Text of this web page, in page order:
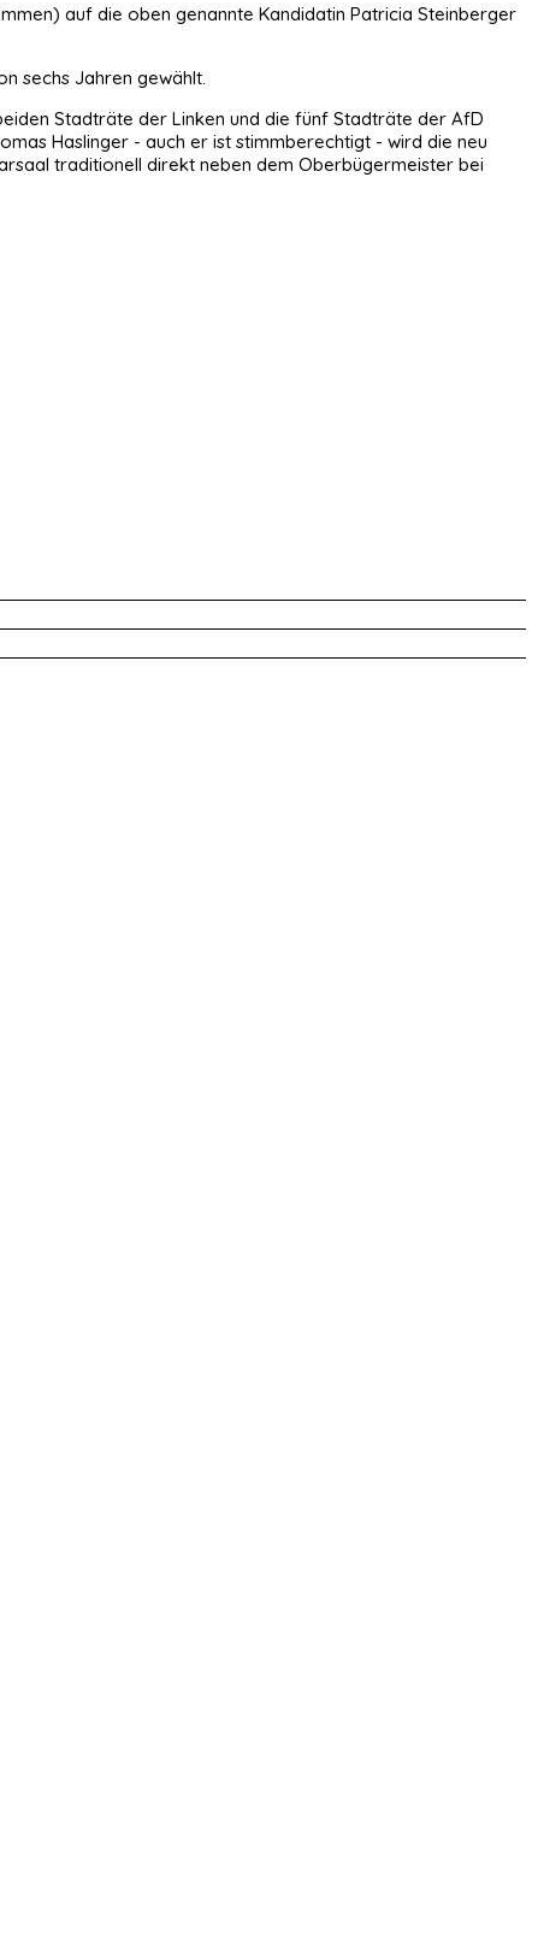
auf die oben genannte Kandidatin Patricia Steinberger
sechs Jahren gewählt.
Stadträte der Linken und die fünf Stadträte der AfD
Haslinger - auch er ist stimmberechtigt - wird die neu
traditionell direkt neben dem Oberbügermeister bei